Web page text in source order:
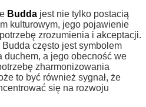
Budda jest nie tylko postacią
kulturowym, jego pojawienie
zrozumienia i akceptacji.
Budda często jest symbolem
duchem, a jego obecność we
zharmonizowania
to być również sygnał, że
się na rozwoju